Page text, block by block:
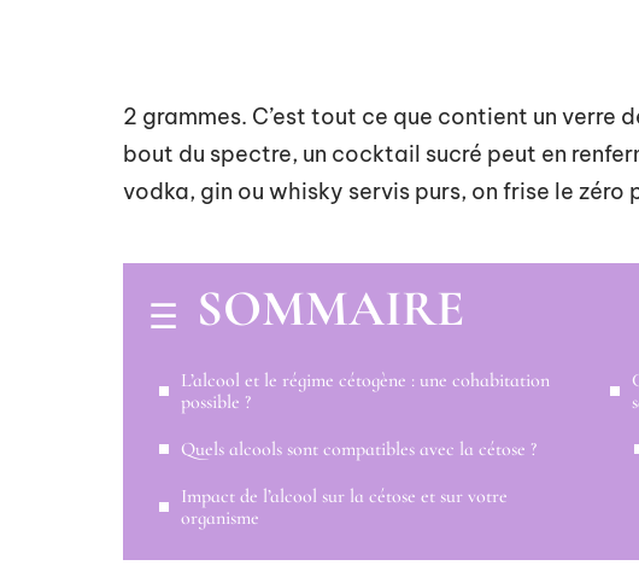
2 grammes. C’est tout ce que contient un verre
bout du spectre, un cocktail sucré peut en
vodka, gin ou whisky servis purs, on frise le
SOMMAIRE
L’alcool et le régime cétogène : une cohabitation
possible ?
Quels alcools sont compatibles avec la cétose ?
Impact de l’alcool sur la cétose et sur votre
organisme